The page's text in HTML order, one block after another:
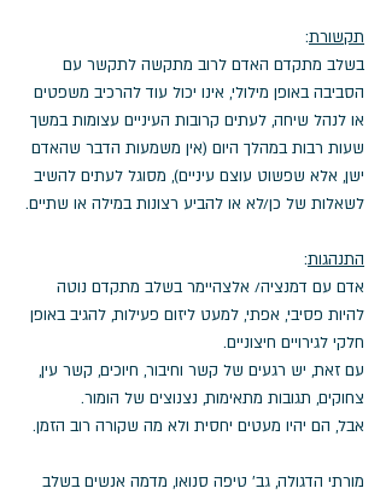
תקשורת:
בשלב מתקדם האדם לרוב מתקשה לתקשר עם
הסביבה באופן מילולי, אינו יכול עוד להרכיב משפטים
או לנהל שיחה, לעתים קרובות העיניים עצומות במשך
שעות רבות במהלך היום (אין משמעות הדבר שהאדם
ישן, אלא שפשוט עוצם עיניים), מסוגל לעתים להשיב
לשאלות של כן/לא או להביע רצונות במילה או שתיים.
התנהגות:
אדם עם דמנציה/ אלצהיימר בשלב מתקדם נוטה
להיות פסיבי, אפתי, למעט ליזום פעילות, להגיב באופן
חלקי לגירויים חיצוניים.
עם זאת, יש רגעים של קשר וחיבור, חיוכים, קשר עין,
צחוקים, תגובות מתאימות, נצנוצים של הומור.
אבל, הם יהיו מעטים יחסית ולא מה שקורה רוב הזמן.
מורתי הדגולה, גב' טיפה סנואו, מדמה אנשים בשלב